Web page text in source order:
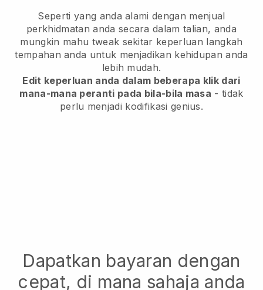
Seperti yang anda alami dengan menjual
perkhidmatan anda secara dalam talian, anda
mungkin mahu tweak sekitar keperluan langkah
tempahan anda untuk menjadikan kehidupan anda
lebih mudah.
Edit keperluan anda dalam beberapa klik dari
mana-mana peranti pada bila-bila masa - tidak
perlu menjadi kodifikasi genius.
Dapatkan bayaran dengan
cepat, di mana sahaja anda